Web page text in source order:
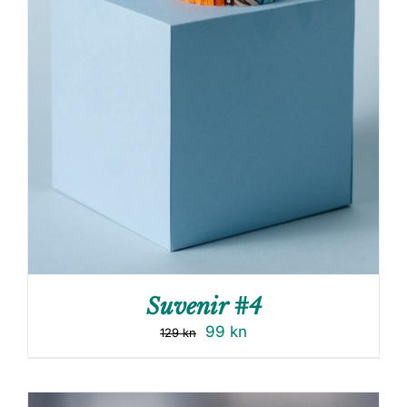
Suvenir #4
129kn 99 kn